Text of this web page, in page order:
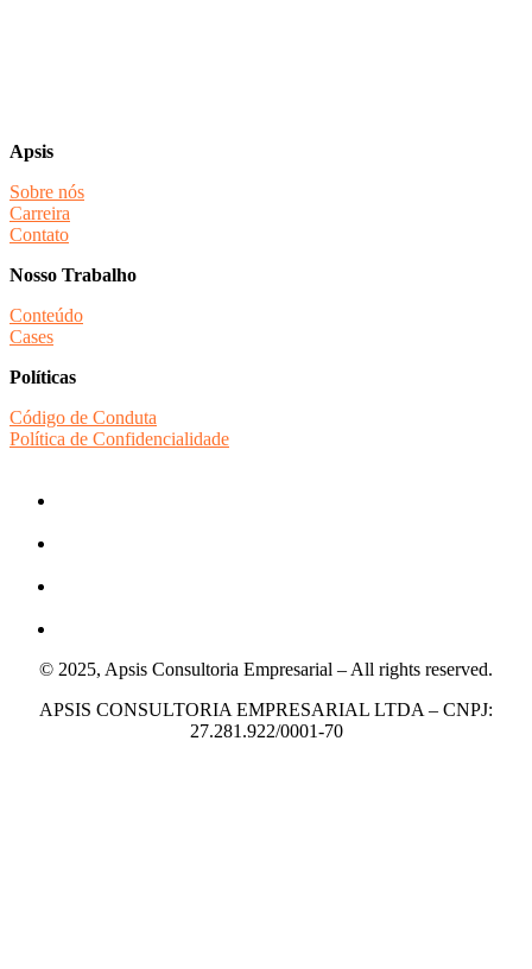
Apsis
Sobre nós
Carreira
Contato
Nosso Trabalho
Conteúdo
Cases
Políticas
Código de Conduta
Política de Confidencialidade
© 2025, Apsis Consultoria Empresarial – All rights reserved.
APSIS CONSULTORIA EMPRESARIAL LTDA – CNPJ:
27.281.922/0001-70